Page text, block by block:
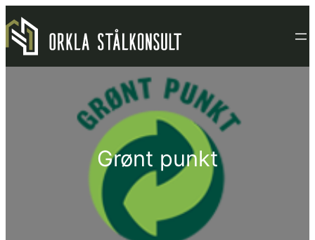
Hopp
til
innhold
Grønt punkt